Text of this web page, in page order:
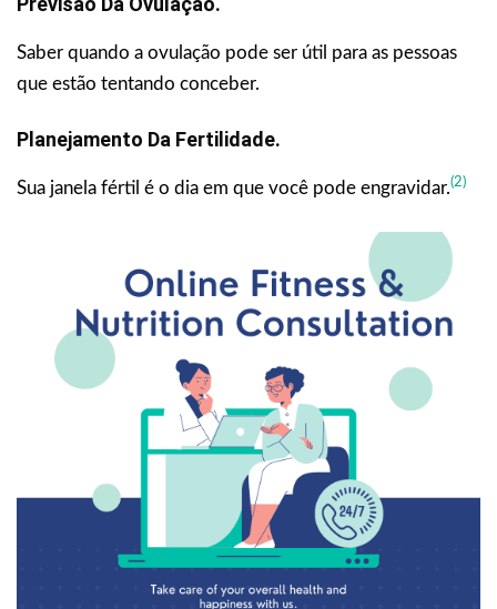
Saber quando a ovulação pode ser útil para as pessoas
que estão tentando conceber.
Planejamento Da Fertilidade.
Sua janela fértil é o dia em que você pode engravidar.(2)